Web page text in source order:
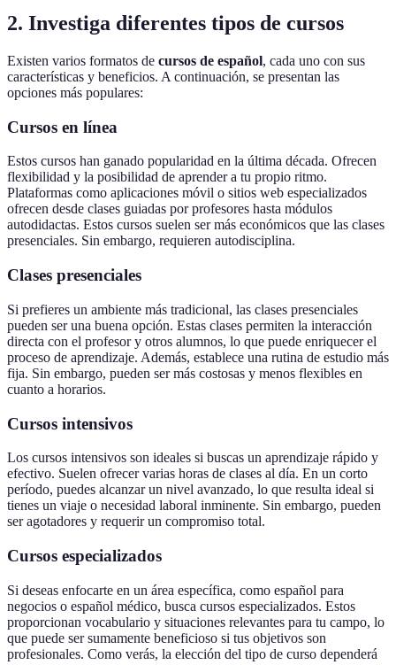
2. Investiga diferentes tipos de cursos
Existen varios formatos de cursos de español, cada uno con sus
características y beneficios. A continuación, se presentan las
opciones más populares:
Cursos en línea
Estos cursos han ganado popularidad en la última década. Ofrecen
flexibilidad y la posibilidad de aprender a tu propio ritmo.
Plataformas como aplicaciones móvil o sitios web especializados
ofrecen desde clases guiadas por profesores hasta módulos
autodidactas. Estos cursos suelen ser más económicos que las clases
presenciales. Sin embargo, requieren autodisciplina.
Clases presenciales
Si prefieres un ambiente más tradicional, las clases presenciales
pueden ser una buena opción. Estas clases permiten la interacción
directa con el profesor y otros alumnos, lo que puede enriquecer el
proceso de aprendizaje. Además, establece una rutina de estudio más
fija. Sin embargo, pueden ser más costosas y menos flexibles en
cuanto a horarios.
Cursos intensivos
Los cursos intensivos son ideales si buscas un aprendizaje rápido y
efectivo. Suelen ofrecer varias horas de clases al día. En un corto
período, puedes alcanzar un nivel avanzado, lo que resulta ideal si
tienes un viaje o necesidad laboral inminente. Sin embargo, pueden
ser agotadores y requerir un compromiso total.
Cursos especializados
Si deseas enfocarte en un área específica, como español para
negocios o español médico, busca cursos especializados. Estos
proporcionan vocabulario y situaciones relevantes para tu campo, lo
que puede ser sumamente beneficioso si tus objetivos son
profesionales. Como verás, la elección del tipo de curso dependerá